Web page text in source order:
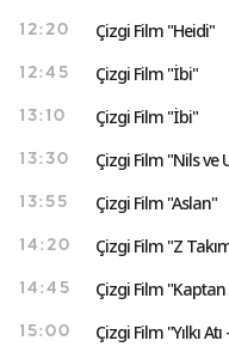
12:20 Çizgi Film "Heidi"
12:45 Çizgi Film "İbi"
13:10 Çizgi Film "İbi"
13:30 Çizgi Film "Nils ve
13:55 Çizgi Film "Aslan"
14:20 Çizgi Film "Z
14:45 Çizgi Film
15:00 Çizgi Film "Yılkı